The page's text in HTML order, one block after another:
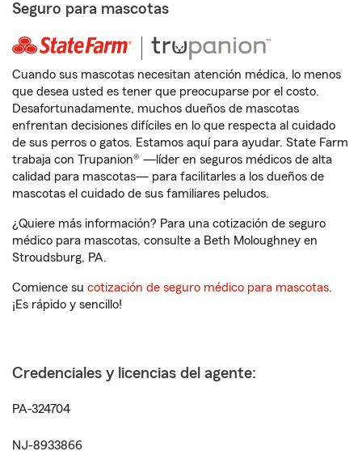
Seguro para mascotas
Cuando sus mascotas necesitan atención médica, lo menos
que desea usted es tener que preocuparse por el costo.
Desafortunadamente, muchos dueños de mascotas
enfrentan decisiones difíciles en lo que respecta al cuidado
de sus perros o gatos. Estamos aquí para ayudar. State Farm
trabaja con Trupanion® —líder en seguros médicos de alta
calidad para mascotas— para facilitarles a los dueños de
mascotas el cuidado de sus familiares peludos.
¿Quiere más información? Para una cotización de seguro
médico para mascotas, consulte a Beth Moloughney en
Stroudsburg, PA.
Comience su cotización de seguro médico para mascotas.
¡Es rápido y sencillo!
Credenciales y licencias del agente:
PA-324704
NJ-8933866